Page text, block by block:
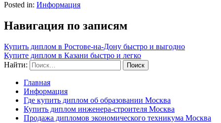
Posted in: Информация
Навигация по записям
Купить диплом в Ростове-на-Дону быстро и выгодно
Купите диплом в Казани быстро и легко
Найти:
Главная
Информация
Где купить диплом об образовании Москва
Купить диплом инженера-строителя Москва
Продажа дипломов экономического техникума Москва